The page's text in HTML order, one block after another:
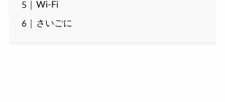
Wi-Fi
さいごに